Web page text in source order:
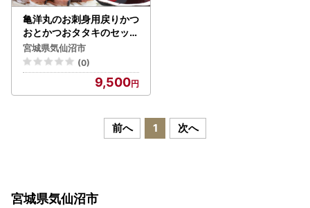
亀洋丸のお刺身用戻りかつ
おとかつおタタキのセット
（各1筋）
宮城県気仙沼市
(0)
9,500
前へ 1 次へ
宮城県気仙沼市